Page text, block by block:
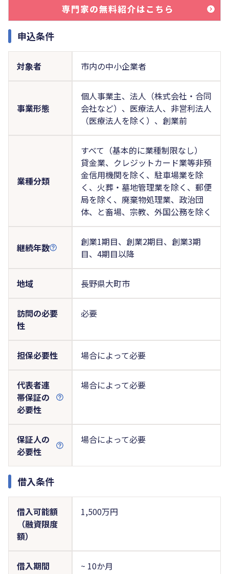
申込条件
対象者 市内の中小企業者
事業形態
個人事業主、法人（株式会社・合同
会社など）、医療法人、非営利法人
（医療法人を除く）、創業前
業種分類
すべて（基本的に業種制限なし）
貸金業、クレジットカード業等非預
金信用機関を除く、駐車場業を除
く、火葬・墓地管理業を除く、郵便
局を除く、廃棄物処理業、政治団
体、と畜場、宗教、外国公務を除く
継続年数
創業1期目、創業2期目、創業3期
目、4期目以降
地域 長野県大町市
訪問の必要
性
必要
担保必要性 場合によって必要
代表者連
帯保証の
必要性
場合によって必要
保証人の
必要性
場合によって必要
借入条件
借入可能額
（融資限度
額）
1,500万円
借入期間 ~ 10か月